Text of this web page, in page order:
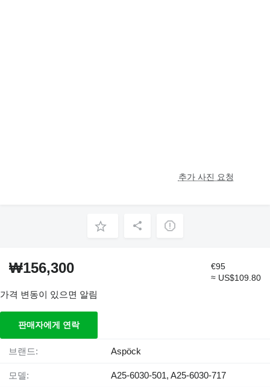
추가 사진 요청
₩156,300
€95
≈ US$109.80
가격 변동이 있으면 알림
판매자에게 연락
브랜드: Aspöck
모델: A25-6030-501, A25-6030-717